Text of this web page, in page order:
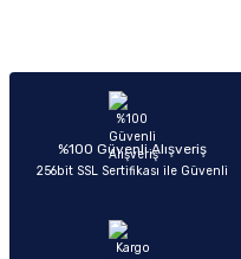
Ürün açıklamasında eksik
Ürün bilgilerinde hatalar
Ürün fiyatı diğer sitelerden
Sitemize
%100 Güvenli Alışveriş
256bit SSL Sertifikası ile Güvenli